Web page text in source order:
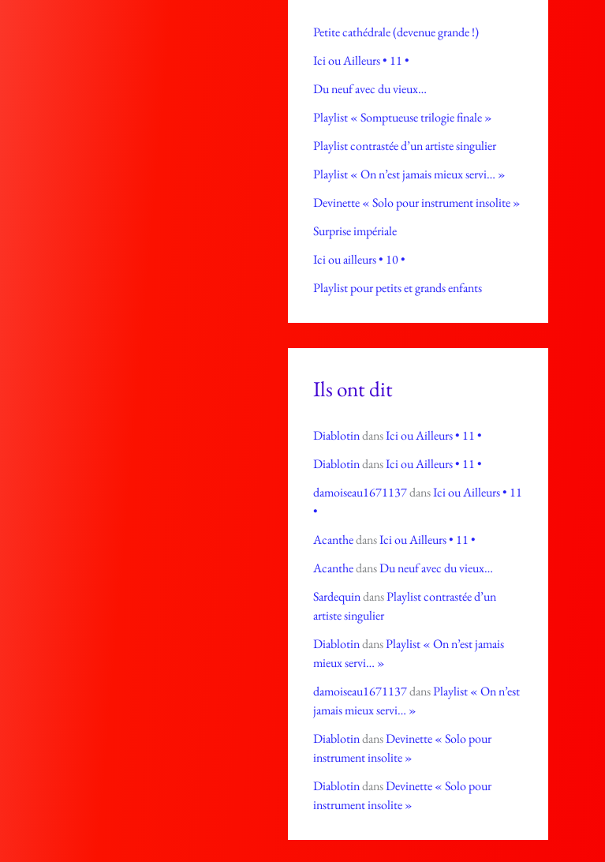
Petite cathédrale (devenue grande !)
Ici ou Ailleurs • 11 •
Du neuf avec du vieux…
Playlist « Somptueuse trilogie finale »
Playlist contrastée d’un artiste singulier
Playlist « On n’est jamais mieux servi… »
Devinette « Solo pour instrument insolite »
Surprise impériale
Ici ou ailleurs • 10 •
Playlist pour petits et grands enfants
Ils ont dit
DiablotindansIci ou Ailleurs • 11 •
DiablotindansIci ou Ailleurs • 11 •
damoiseau1671137dansIci ou Ailleurs • 11
•
AcanthedansIci ou Ailleurs • 11 •
AcanthedansDu neuf avec du vieux…
SardequindansPlaylist contrastée d’un
artiste singulier
DiablotindansPlaylist « On n’est jamais
mieux servi… »
damoiseau1671137dansPlaylist « On n’est
jamais mieux servi… »
DiablotindansDevinette « Solo pour
instrument insolite »
DiablotindansDevinette « Solo pour
instrument insolite »